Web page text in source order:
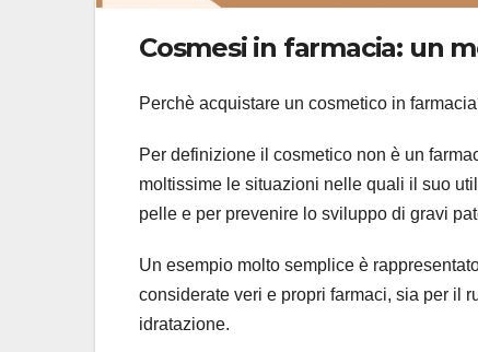
Cosmesi in farmacia: un
Perchè acquistare un cosmetico in
Per definizione il cosmetico non è un
moltissime le situazioni nelle quali il suo
pelle e per prevenire lo sviluppo di gravi
Un esempio molto semplice è
considerate veri e propri farmaci, sia per il
idratazione.